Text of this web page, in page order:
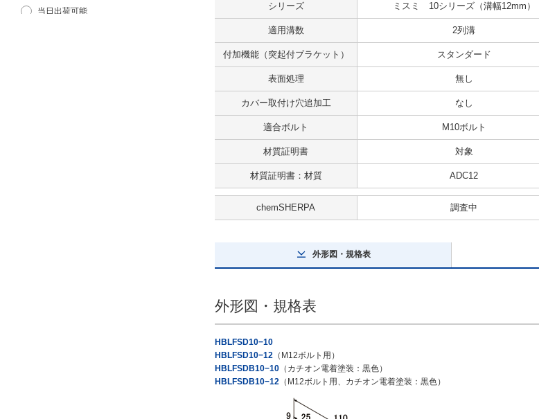
当日出荷可能
シリーズ ミスミ 10シリーズ（溝幅12mm）
適用溝数 2列溝
付加機能（突起付ブラケット） スタンダード
表面処理 無し
カバー取付け穴追加工 なし
適合ボルト M10ボルト
材質証明書 対象
材質証明書：材質 ADC12
chemSHERPA 調査中
外形図・規格表
外形図・規格表
HBLFSD10−10
HBLFSD10−12 （M12ボルト用）
HBLFSDB10−10 （カチオン電着塗装：黒色）
HBLFSDB10−12 （M12ボルト用、カチオン電着塗装：黒色）